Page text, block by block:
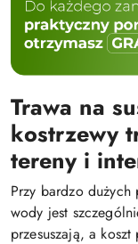
Trawa na
kostrzewy
tereny i
Przy bardzo
wody jest
przesuszają, a